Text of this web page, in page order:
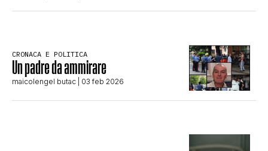
CRONACA E POLITICA
Un padre da ammirare
maicolengel butac | 03 feb 2026